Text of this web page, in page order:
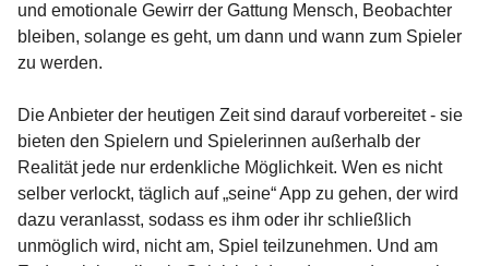
und emotionale Gewirr der Gattung Mensch, Beobachter
bleiben, solange es geht, um dann und wann zum Spieler
zu werden.
Die Anbieter der heutigen Zeit sind darauf vorbereitet - sie
bieten den Spielern und Spielerinnen außerhalb der
Realität jede nur erdenkliche Möglichkeit. Wen es nicht
selber verlockt, täglich auf „seine“ App zu gehen, der wird
dazu veranlasst, sodass es ihm oder ihr schließlich
unmöglich wird, nicht am, Spiel teilzunehmen. Und am